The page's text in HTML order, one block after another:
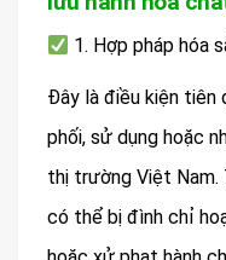
1. Hợp pháp hóa
Đây là điều kiện
phối, sử dụng hoặc
thị trường Việt Nam.
có thể bị đình chỉ